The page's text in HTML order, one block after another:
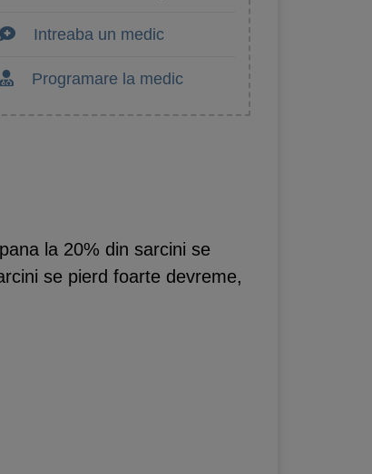
Intreaba un medic
Programare la medic
la 20% din sarcini se
se pierd foarte devreme,